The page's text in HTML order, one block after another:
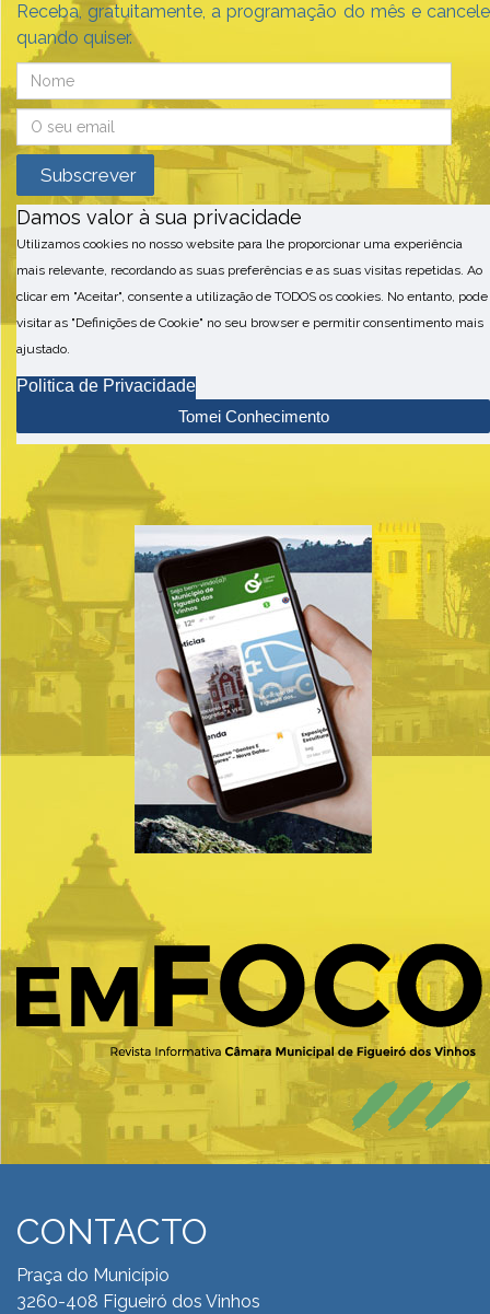
Receba, gratuitamente, a programação do mês e cancele
quando quiser.
Damos valor à sua privacidade
Utilizamos cookies no nosso website para lhe proporcionar uma experiência
mais relevante, recordando as suas preferências e as suas visitas repetidas. Ao
clicar em "Aceitar", consente a utilização de TODOS os cookies. No entanto, pode
visitar as "Definições de Cookie" no seu browser e permitir consentimento mais
ajustado.
Politica de Privacidade
Tomei Conhecimento
CONTACTO
Praça do Município
3260-408 Figueiró dos Vinhos